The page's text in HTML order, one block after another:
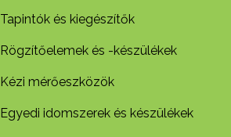
Tapintók és kiegészítők
Rögzítőelemek és -készül​ékek
Kézi mérőeszközök
Egyedi idomszerek és készülékek